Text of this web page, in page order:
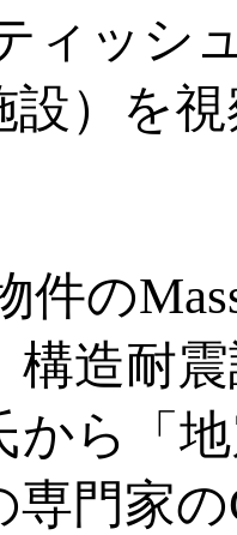
ィッシ
設）を
件の
構造耐
から「
門家